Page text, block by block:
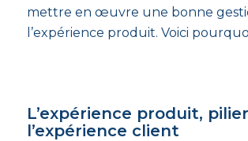
mettre en œuvre une bonne
l’expérience produit. Voici
L’expérience produit,
l’expérience client